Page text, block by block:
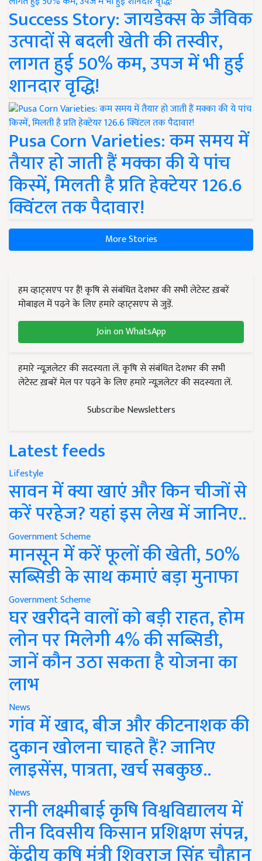
Success Story: जायडेक्स के जैविक
उत्पादों से बदली खेती की तस्वीर,
लागत हुई 50% कम, उपज में भी हुई
शानदार वृद्धि!
Pusa Corn Varieties: कम समय में
तैयार हो जाती हैं मक्का की ये पांच
किस्में, मिलती है प्रति हेक्टेयर 126.6
क्विंटल तक पैदावार!
More Stories
हम व्हाट्सएप पर हैं! कृषि से संबंधित देशभर की सभी लेटेस्ट ख़बरें
मोबाइल में पढ़ने के लिए हमारे व्हाट्सएप से जुड़ें.
Join on WhatsApp
हमारे न्यूज़लेटर की सदस्यता लें. कृषि से संबंधित देशभर की सभी
लेटेस्ट ख़बरें मेल पर पढ़ने के लिए हमारे न्यूज़लेटर की सदस्यता लें.
Subscribe Newsletters
Latest feeds
Lifestyle
सावन में क्या खाएं और किन चीजों से
करें परहेज? यहां इस लेख में जानिए..
Government Scheme
मानसून में करें फूलों की खेती, 50%
सब्सिडी के साथ कमाएं बड़ा मुनाफा
Government Scheme
घर खरीदने वालों को बड़ी राहत, होम
लोन पर मिलेगी 4% की सब्सिडी,
जानें कौन उठा सकता है योजना का
लाभ
News
गांव में खाद, बीज और कीटनाशक की
दुकान खोलना चाहते हैं? जानिए
लाइसेंस, पात्रता, खर्च सबकुछ..
News
रानी लक्ष्मीबाई कृषि विश्वविद्यालय में
तीन दिवसीय किसान प्रशिक्षण संपन्न,